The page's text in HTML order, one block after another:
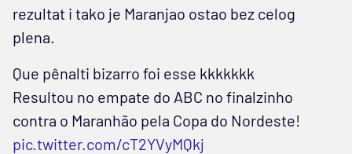
rezultat i tako je Maranjao ostao bez celog
plena.
Que pênalti bizarro foi esse kkkkkkk
Resultou no empate do ABC no finalzinho
contra o Maranhão pela Copa do Nordeste!
pic.twitter.com/cT2YVyMQkj